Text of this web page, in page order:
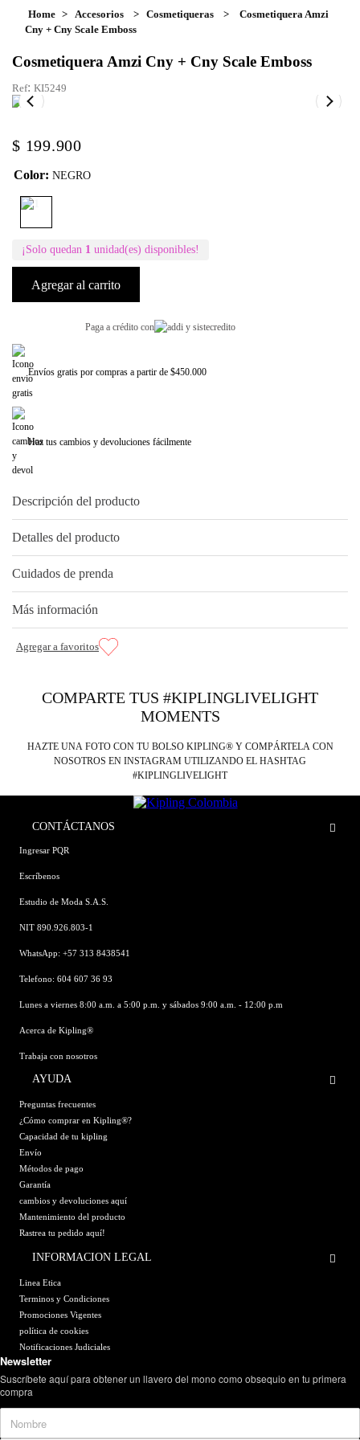
Accesorios Cosmetiqueras
Cosmetiquera Amzi
Cny + Cny Scale Emboss
Cosmetiquera Amzi Cny + Cny Scale Emboss
: KI5249
$ 199.900
Color: NEGRO
¡Solo quedan 1 unidad(es) disponibles!
Agregar al carrito
Paga a crédito con
Envíos gratis por compras a partir de $450.000
Haz tus cambios y devoluciones fácilmente
Descripción del producto
Detalles del producto
Cuidados de prenda
Más información
COMPARTE TUS #KIPLINGLIVELIGHT
MOMENTS
HAZTE UNA FOTO CON TU BOLSO KIPLING® Y COMPÁRTELA CON
NOSOTROS EN INSTAGRAM UTILIZANDO EL HASHTAG
#KIPLINGLIVELIGHT
CONTÁCTANOS
Ingresar PQR
Escríbenos
Estudio de Moda S.A.S.
NIT 890.926.803-1
WhatsApp: +57 313 8438541
Telefono: 604 607 36 93
Lunes a viernes 8:00 a.m. a 5:00 p.m. y sábados 9:00 a.m. - 12:00 p.m
Acerca de Kipling®
Trabaja con nosotros
AYUDA
Preguntas frecuentes
¿Cómo comprar en Kipling®?
Capacidad de tu kipling
Envío
Métodos de pago
Garantía
cambios y devoluciones aquí
Mantenimiento del producto
Rastrea tu pedido aquí!
INFORMACION LEGAL
Linea Etica
Terminos y Condiciones
Promociones Vigentes
política de cookies
Notificaciones Judiciales
Newsletter
Suscríbete aquí para obtener un llavero del mono como obsequio en tu primera
compra